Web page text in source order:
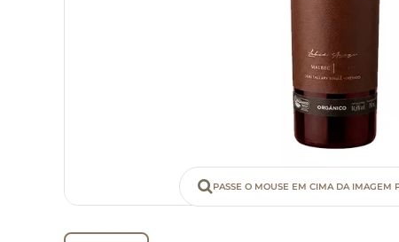
PASSE O MOUSE EM CIMA DA IMAGEM